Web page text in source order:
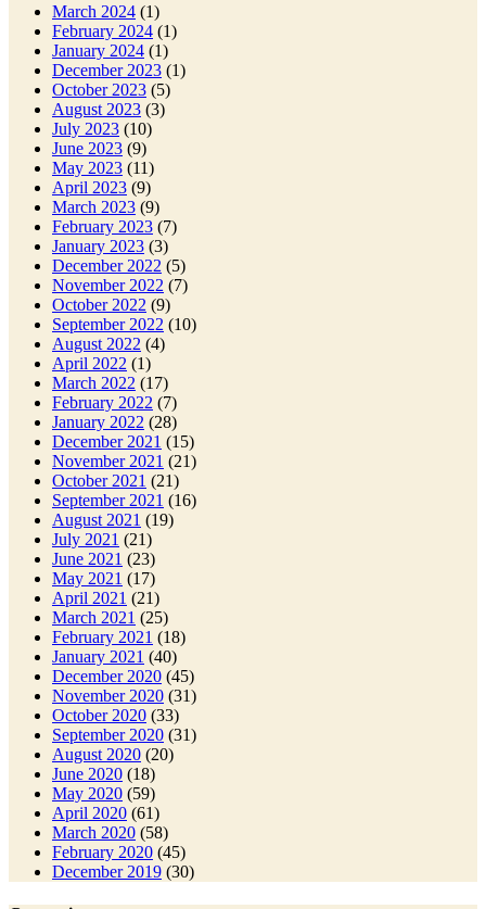
March 2024 (1)
February 2024 (1)
January 2024 (1)
December 2023 (1)
October 2023 (5)
August 2023 (3)
July 2023 (10)
June 2023 (9)
May 2023 (11)
April 2023 (9)
March 2023 (9)
February 2023 (7)
January 2023 (3)
December 2022 (5)
November 2022 (7)
October 2022 (9)
September 2022 (10)
August 2022 (4)
April 2022 (1)
March 2022 (17)
February 2022 (7)
January 2022 (28)
December 2021 (15)
November 2021 (21)
October 2021 (21)
September 2021 (16)
August 2021 (19)
July 2021 (21)
June 2021 (23)
May 2021 (17)
April 2021 (21)
March 2021 (25)
February 2021 (18)
January 2021 (40)
December 2020 (45)
November 2020 (31)
October 2020 (33)
September 2020 (31)
August 2020 (20)
June 2020 (18)
May 2020 (59)
April 2020 (61)
March 2020 (58)
February 2020 (45)
December 2019 (30)